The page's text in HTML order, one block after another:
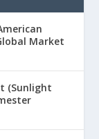
Market
(Sunlight